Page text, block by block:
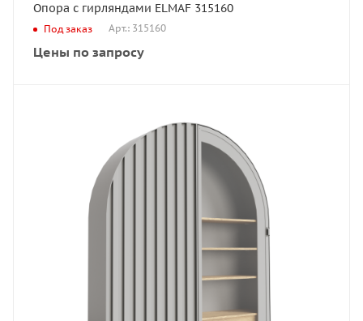
Опора с гирляндами ELMAF 315160
Под заказ Арт.: 315160
Цены по запросу